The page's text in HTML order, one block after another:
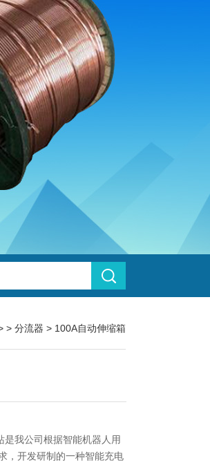
> 分流器 > 100A自动伸缩箱
我公司根据智能机器人用
，开发研制的一种智能充电